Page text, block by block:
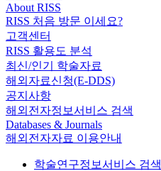
About RISS
RISS 처음 방문 이세요?
고객센터
RISS 활용도 분석
최신/인기 학술자료
해외자료신청(E-DDS)
공지사항
해외전자정보서비스 검색
Databases & Journals
해외전자자료 이용안내
학술연구정보서비스 검색